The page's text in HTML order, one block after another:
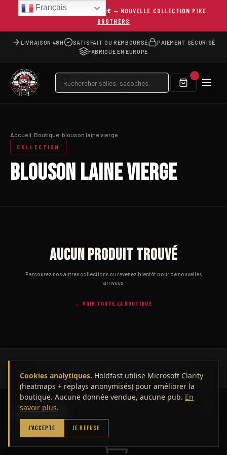
LIVRAISON OFFERTE DÈS 150€ — NOUVELLE COLLECTION PIKE
BROTHERS
LIVRAISON 48H SATISFAIT OU REMBOURSÉ
PAIEMENT SÉCURISÉ
FABRIQUÉ EN EUROPE
Recherche
produits
Accueil Boutique blouson laine vierge
COLLECTION
BLOUSON LAINE VIERGE
Aucun produit trouvé
Parcourez nos autres collections ou revenez bientôt pour de nouvelles
arrivées.
← VOIR TOUTE LA BOUTIQUE
CGVMentions légalesConfidentialité
Français
VOTRE PANIER
article(s)
Cookies analytiques. Holdfast utilise Microsoft Clarity
(heatmaps + replays anonymisés) pour améliorer la
boutique. Aucune donnée vendue, aucune pub. En
savoir plus.
J'ACCEPTE JE REFUSE